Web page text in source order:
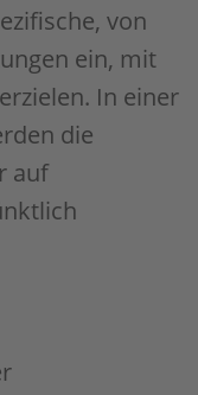
von
ein, mit
In einer
die
auf